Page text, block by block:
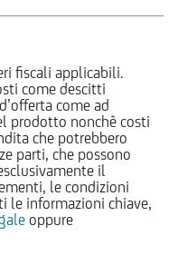
fiscali applicabili.
come descitti
come ad
prodotto nonchè costi
che potrebbero
parti, che possono
il
le condizioni
le informazioni chiave,
oppure